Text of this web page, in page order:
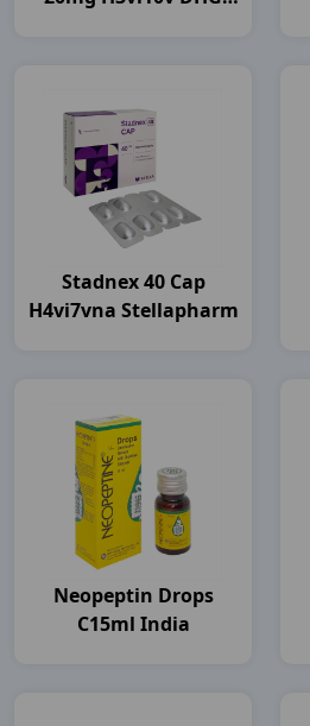
Stadnex 40 Cap
H4vi7vna Stellapharm
Neopeptin Drops
C15ml India